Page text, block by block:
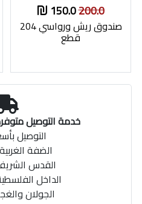
200.0
150.0
صندوق ريش ورواسي 204
قطع
خدمة التوصيل
التوصيل
الضفة الغربية 20 شيكل
القدس الشريف 30
الداخل الفلسطيني 70
الجولان والغجر 80